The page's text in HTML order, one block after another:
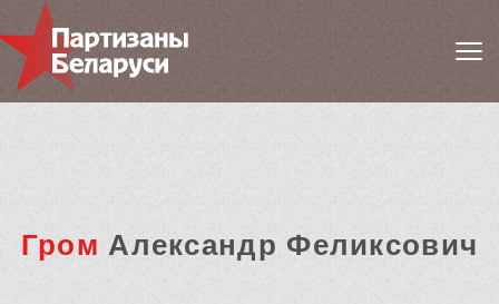
Гром Александр Феликсович